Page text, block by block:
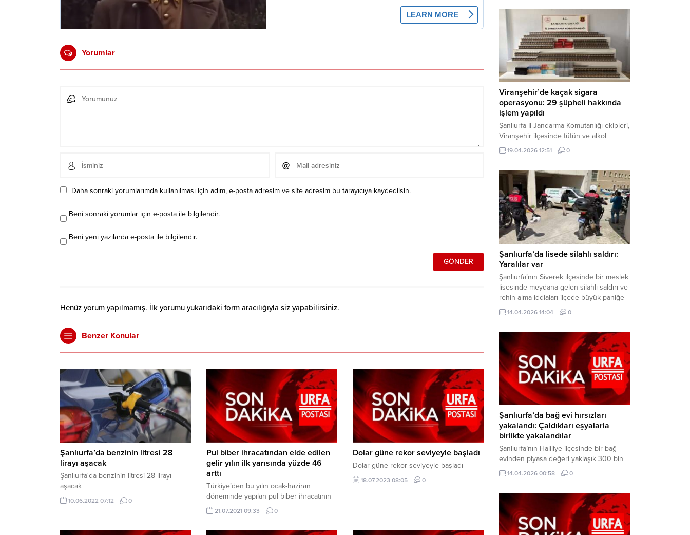
Yorumlar
Daha sonraki yorumlarımda kullanılması için adım, e-posta adresim ve site adresim bu tarayıcıya kaydedilsin.
Beni sonraki yorumlar için e-posta ile bilgilendir.
Beni yeni yazılarda e-posta ile bilgilendir.
Henüz yorum yapılmamış. İlk yorumu yukarıdaki form aracılığıyla siz yapabilirsiniz.
Benzer Konular
Şanlıurfa’da benzinin litresi 28
lirayı aşacak
Şanlıurfa'da benzinin litresi 28 lirayı
aşacak
10.06.2022 07:12 0
Pul biber ihracatından elde edilen
gelir yılın ilk yarısında yüzde 46
arttı
Türkiye’den bu yılın ocak-haziran
döneminde yapılan pul biber ihracatının
tutarı, geçen yılın aynı dönemine göre
yüzde 46 artarak 4 milyon 730 bin dolara
21.07.2021 09:33 0
Dolar güne rekor seviyeyle başladı
Dolar güne rekor seviyeyle başladı
18.07.2023 08:05 0
şüpheli hakkında adli işlem başlatıldı.
Haber Merkezi – Şanlıurfa Valiliği İl Basın
ve Halkla İlişkiler Müdürlüğü’nden yapılan
açıklamaya göre, İl Jandarma Komutanlığı
tarafından “Narkotik Suçlarla...
Viranşehir’de kaçak sigara
operasyonu: 29 şüpheli hakkında
işlem yapıldı
Şanlıurfa İl Jandarma Komutanlığı ekipleri,
Viranşehir ilçesinde tütün ve alkol
kaçakçılığına yönelik yürüttüğü kapsamlı
çalışmalar neticesinde binlerce paket
Operasyon kapsamında çok sayıda şahıs
hakkında adli süreç başlatıldı. Haber
Merkezi – Şanlıurfa Valiliği bünyesinde İl
Jandarma Komutanlığı tarafından
gerçekleştirilen “Tütün ve Alkol
Kaçakçılarına Yönelik Çalışmalar” tüm...
19.04.2026 12:51 0
Şanlıurfa’da lisede silahlı saldırı:
Yaralılar var
Şanlıurfa’nın Siverek ilçesinde bir meslek
lisesinde meydana gelen silahlı saldırı ve
rehin alma iddiaları ilçede büyük paniğe
neden oldu. Olay yerine çok sayıda özel
harekat polisi ve sağlık ekibi sevk
çalışmaları devam ediyor. Haber Merkezi
– Siverek ilçesi Hasan Çelebi
Mahallesi’nde bulunan Ahmet Koyuncu
Mesleki...
14.04.2026 14:04 0
Şanlıurfa’da bağ evi hırsızları
yakalandı: Çaldıkları eşyalarla
birlikte yakalandılar
Şanlıurfa’nın Haliliye ilçesinde bir bağ
evinden piyasa değeri yaklaşık 300 bin
TL olan eşyaları çalan şüpheliler,
jandarmanın başarılı operasyonuyla
şüpheliden 2’si tutuklanarak cezaevine
gönderildi. Haber Merkezi – Şanlıurfa İl
Jandarma Komutanlığı, “Faili Meçhul
Hırsızlık Olaylarının Aydınlatılmasına”
14.04.2026 00:58 0